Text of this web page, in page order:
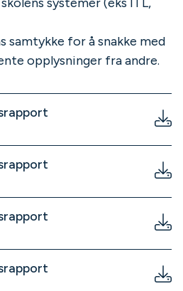
samtykke for å snakke med
opplysninger fra andre.